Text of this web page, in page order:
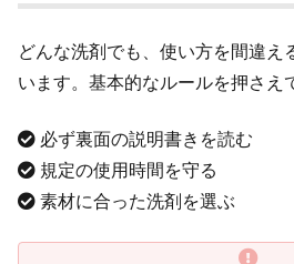
どんな洗剤でも、使い方を間違え
います。基本的なルールを押さえ
必ず裏面の説明書きを読む
規定の使用時間を守る
素材に合った洗剤を選ぶ